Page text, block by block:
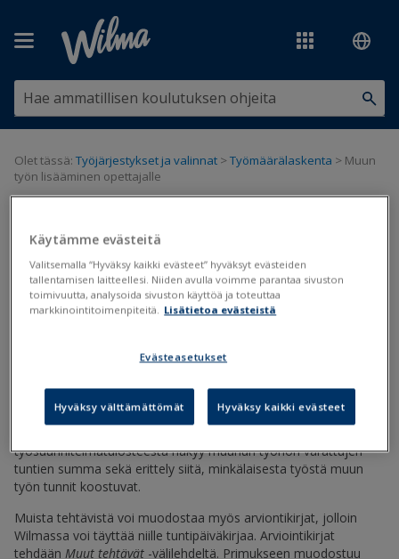
Olet tässä: Työjärjestykset ja valinnat >Työmäärälaskenta > Muun
työn lisääminen opettajalle
Muun työn lisääminen opettajalle
Työmäärälaskenta
Päivitetty viimeksi: 24.5.2019
vaihtoehtoisia tapoja. Työt voi kirjata opettajakohtaisesti,
Kaikki paitsi kertoimella määräytyvät muun työn tunnit kertyvät
työsuunnitelmatulosteesta näkyy muuhun työhön varattujen
tuntien summa sekä erittely siitä, minkälaisesta työstä muun
työn tunnit koostuvat.
Muista tehtävistä voi muodostaa myös arviontikirjat, jolloin
Wilmassa voi täyttää niille tuntipäiväkirjaa. Arviointikirjat
tehdään Muut tehtävät -välilehdeltä. Primukseen muodostuu
Käytämme evästeitä
Valitsemalla “Hyväksy kaikki evästeet” hyväksyt evästeiden
tallentamisen laitteellesi. Niiden avulla voimme parantaa sivuston
toimivuutta, analysoida sivuston käyttöä ja toteuttaa
markkinointitoimenpiteitä. Lisätietoa evästeistä
Evästeasetukset
Hyväksy välttämättömät Hyväksy kaikki evästeet